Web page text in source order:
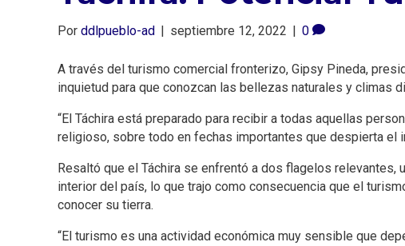
Por ddlpueblo-ad septiembre 12, 2022 0
A través del turismo comercial fronterizo, Gipsy Pineda,
inquietud para que conozcan las bellezas naturales y climas
“El Táchira está preparado para recibir a todas aquellas
religioso, sobre todo en fechas importantes que despierta el
Resaltó que el Táchira se enfrentó a dos flagelos
interior del país, lo que trajo como consecuencia que el
conocer su tierra.
“El turismo es una actividad económica muy sensible que